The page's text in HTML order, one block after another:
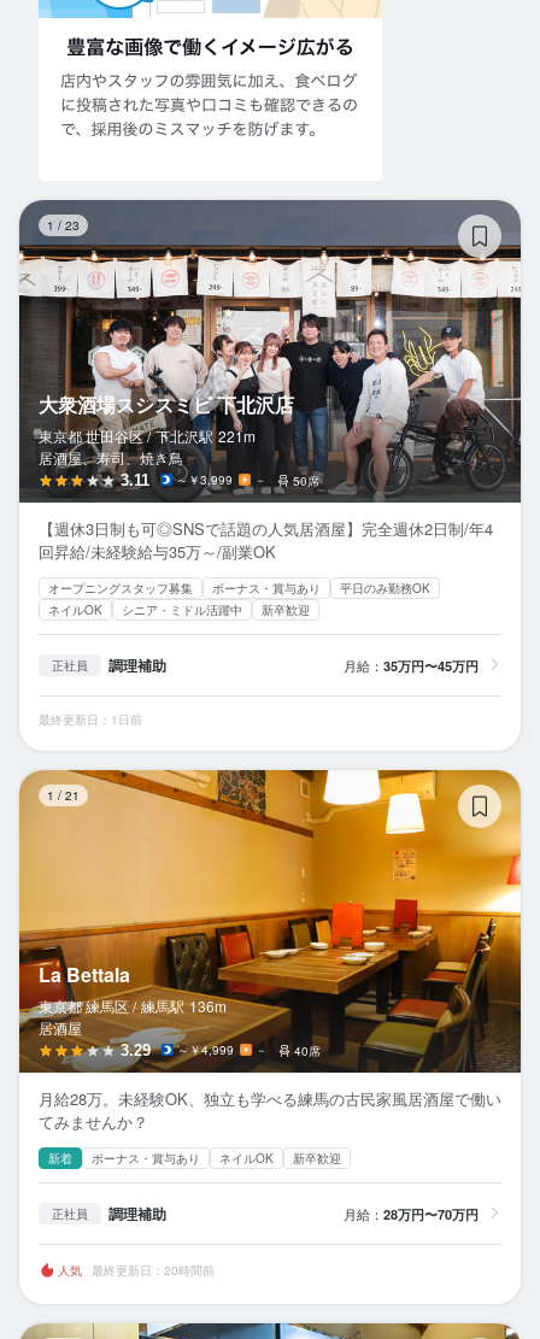
1 / 23
大衆酒場スシスミビ 下北沢店
東京都 世田谷区 / 下北沢駅 221m
居酒屋、寿司、焼き鳥
3.11 ～￥3,999 － 50席
【週休3日制も可◎SNSで話題の人気居酒屋】完全週休2日制/年4
回昇給/未経験給与35万～/副業OK
オープニングスタッフ募集 ボーナス・賞与あり
平日のみ勤務OK
ネイルOK
シニア・ミドル活躍中 新卒歓迎
正社員 調理補助 月給： 35万円〜45万円
最終更新日：1日前
1 / 21
La Bettala
東京都 練馬区 / 練馬駅 136m
居酒屋
3.29 ～￥4,999 － 40席
月給28万。未経験OK、独立も学べる練馬の古民家風居酒屋で働い
てみませんか？
新着 ボーナス・賞与あり ネイルOK 新卒歓迎
正社員 調理補助 月給： 28万円〜70万円
人気 最終更新日：20時間前